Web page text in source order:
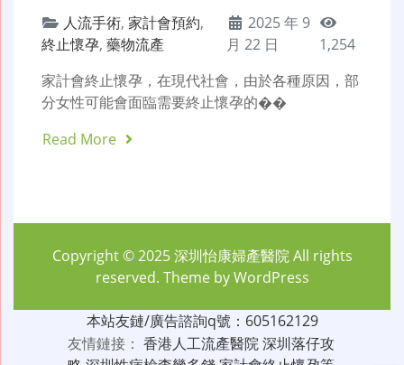
人流手術, 家計會預約,
終止懷孕, 藥物流產
2025 年 9
月 22 日
1,254
家計會終止懷孕，在現代社會，由於各種原因，部
分女性可能會面臨需要終止懷孕的��
Read More
Copyright © 2025深圳怡康婦產醫院All rights
reserved. Theme byWordPress
本站友鏈/廣告諮詢q號：605162129
友情鏈接： 香港人工流產醫院深圳落仔攻